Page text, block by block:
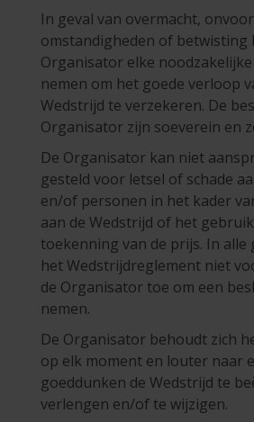
In geval van overmacht,
omstandigheden of betwisting
Organisator elke
nemen om het goede verloop
Wedstrijd te verzekeren. De
Organisator zijn soeverein en
De Organisator kan niet
gesteld voor letsel of schade
en/of personen in het kader
aan de Wedstrijd of het
toekenning van de prijs. In alle
het Wedstrijdreglement niet
de Organisator toe om een
nemen.
De Organisator behoudt zich
op elk moment en louter naar
goeddunken de Wedstrijd te
verlengen en/of te wijzigen.